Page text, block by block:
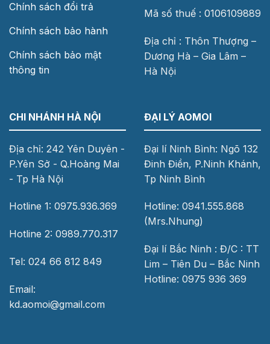
Chính sách đổi trả
Chính sách bảo hành
Chính sách bảo mật
thông tin
Mã số thuế : 0106109889
Địa chỉ : Thôn Thượng –
Dương Hà – Gia Lâm –
Hà Nội
CHI NHÁNH HÀ NỘI
Địa chỉ: 242 Yên Duyên -
P.Yên Sở - Q.Hoàng Mai
- Tp Hà Nội
Hotline 1: 0975.936.369
Hotline 2: 0989.770.317
Tel: 024 66 812 849
Email:
kd.aomoi@gmail.com
ĐẠI LÝ AOMOI
Đại lí Ninh Bình: Ngõ 132
Đinh Điền, P.Ninh Khánh,
Tp Ninh Bình
Hotline: 0941.555.868
(Mrs.Nhung)
Đại lí Bắc Ninh : Đ/C : TT
Lim – Tiên Du – Bắc Ninh
Hotline: 0975 936 369